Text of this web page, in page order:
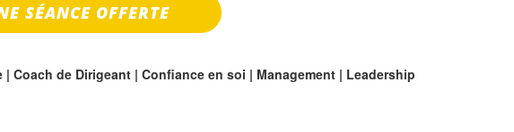
SÉANCE OFFERTE
| Coach de Dirigeant | Confiance en soi | Management | Leadership